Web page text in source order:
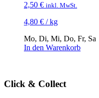
2,50 € inkl. MwSt.
4,80 € /kg
Mo, Di, Mi, Do, Fr, Sa
In den Warenkorb
Click & Collect